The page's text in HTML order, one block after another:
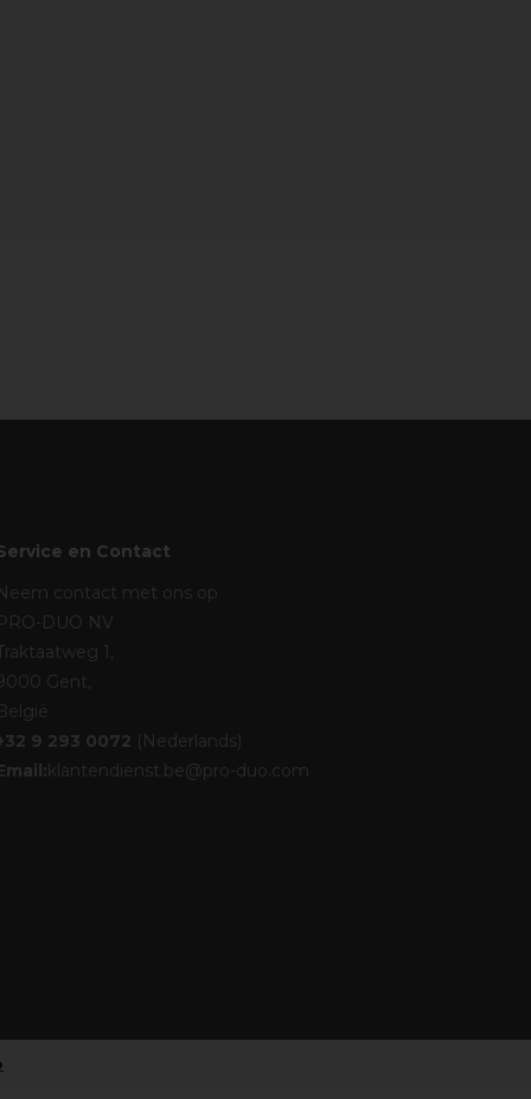
en Contact
contact met ons op
DUO NV
1,
Gent,
9 293 0072 (Nederlands)
klantendienst.be@pro-duo.com